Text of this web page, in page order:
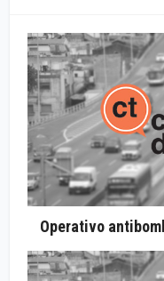
Operativo